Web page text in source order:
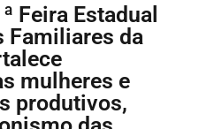
Feira Estadual
Familiares da
mulheres e
produtivos,